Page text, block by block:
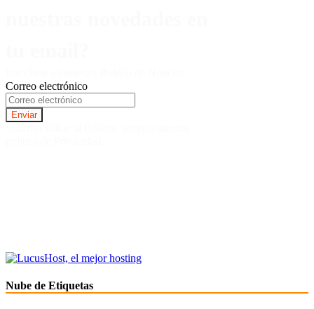
Correo electrónico
Nube de Etiquetas